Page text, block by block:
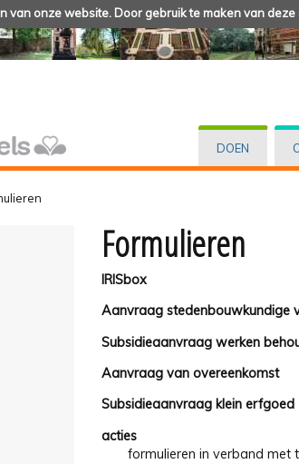
van onze website. Door gebruik te maken van
DOEN
Formulieren
IRISbox
Aanvraag stedenbouwkundige
Subsidieaanvraag werken
Aanvraag van overeenkomst
Subsidieaanvraag klein erfgoed
acties
formulieren in verband met